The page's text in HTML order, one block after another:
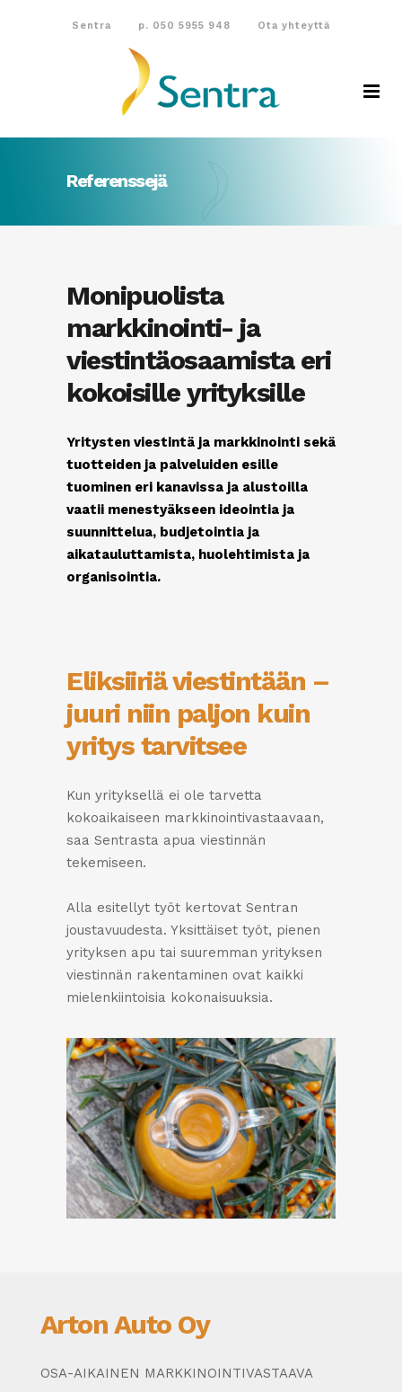
Sentra p. 050 5955 948 Ota yhteyttä
Referenssejä
Monipuolista
markkinointi- ja
viestintäosaamista eri
kokoisille yrityksille
Yritysten viestintä ja markkinointi sekä
tuotteiden ja palveluiden esille
tuominen eri kanavissa ja alustoilla
vaatii menestyäkseen ideointia ja
suunnittelua, budjetointia ja
aikatauluttamista, huolehtimista ja
organisointia.
Eliksiiriä viestintään –
juuri niin paljon kuin
yritys tarvitsee
Kun yrityksellä ei ole tarvetta
kokoaikaiseen markkinointivastaavaan,
saa Sentrasta apua viestinnän
tekemiseen.
Alla esitellyt työt kertovat Sentran
joustavuudesta. Yksittäiset työt, pienen
yrityksen apu tai suuremman yrityksen
viestinnän rakentaminen ovat kaikki
mielenkiintoisia kokonaisuuksia.
Arton Auto Oy
OSA-AIKAINEN MARKKINOINTIVASTAAVA